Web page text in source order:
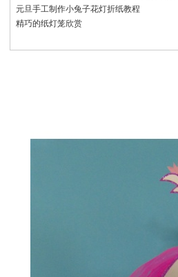
元旦手工制作小兔子花灯折纸教程
精巧的纸灯笼欣赏